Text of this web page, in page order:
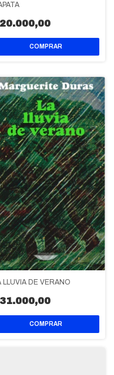
LLUVIA DE VERANO